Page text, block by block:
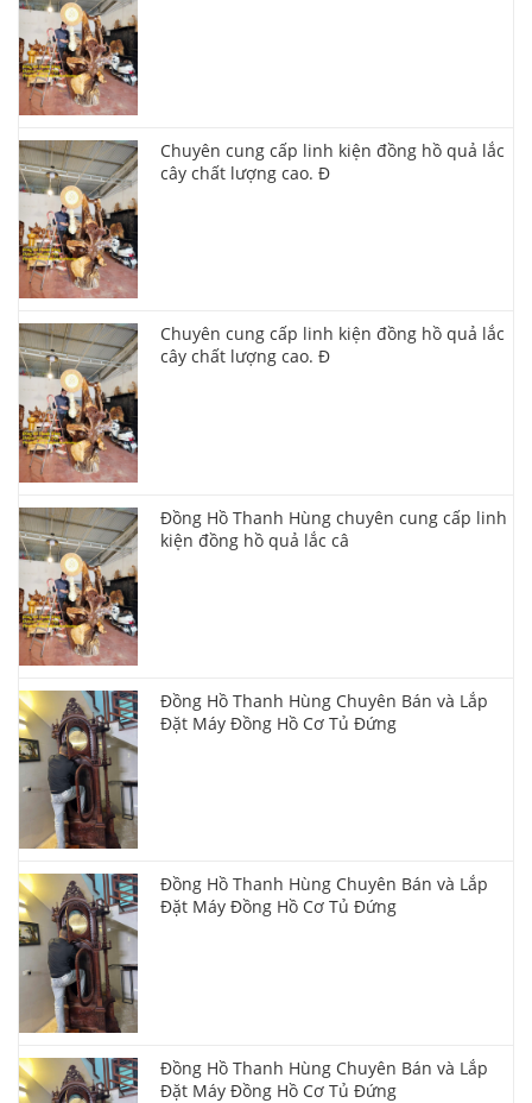
Chuyên cung cấp linh kiện đồng hồ quả lắc
cây chất lượng cao. Đ
Chuyên cung cấp linh kiện đồng hồ quả lắc
cây chất lượng cao. Đ
Đồng Hồ Thanh Hùng chuyên cung cấp linh
kiện đồng hồ quả lắc câ
Đồng Hồ Thanh Hùng Chuyên Bán và Lắp
Đặt Máy Đồng Hồ Cơ Tủ Đứng
Đồng Hồ Thanh Hùng Chuyên Bán và Lắp
Đặt Máy Đồng Hồ Cơ Tủ Đứng
Đồng Hồ Thanh Hùng Chuyên Bán và Lắp
Đặt Máy Đồng Hồ Cơ Tủ Đứng